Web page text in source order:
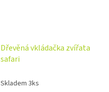
Dřevěná vkládačka zvířata
safari
Skladem 3ks